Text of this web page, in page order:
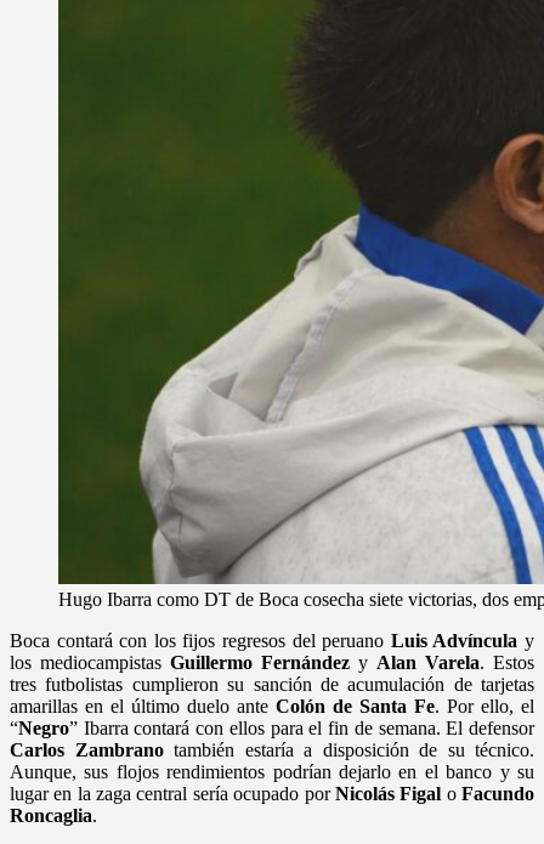
Hugo Ibarra como DT de Boca cosecha siete victorias, dos
Boca contará con los fijos regresos del peruano Luis Advíncula y
los mediocampistas Guillermo Fernández y Alan Varela. Estos
tres futbolistas cumplieron su sanción de acumulación de tarjetas
amarillas en el último duelo ante Colón de Santa Fe. Por ello, el
“Negro” Ibarra contará con ellos para el fin de semana. El defensor
Carlos Zambranotambién estaría a disposición de su técnico.
Aunque, sus flojos rendimientos podrían dejarlo en el banco y su
lugar en la zaga central sería ocupado porNicolás Figal oFacundo
Roncaglia.